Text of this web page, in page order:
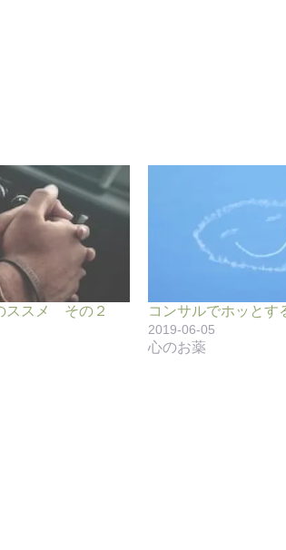
ススメ その２ コンサルでホッとす
2019-06-05
心のお薬